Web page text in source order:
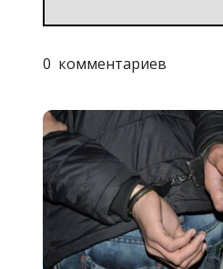
0 комментариев